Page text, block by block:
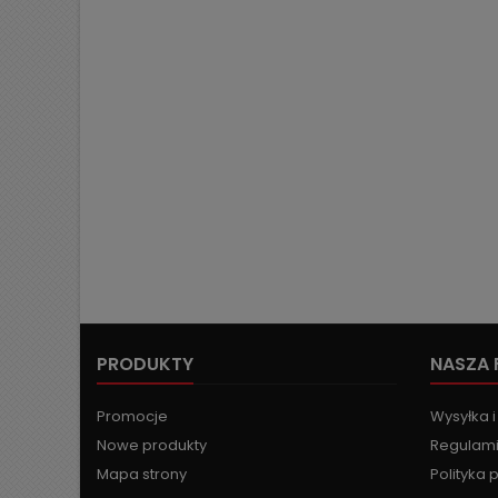
PRODUKTY
Promocje
Nowe produkty
Mapa strony
NASZA
Wysyłka
Polityka